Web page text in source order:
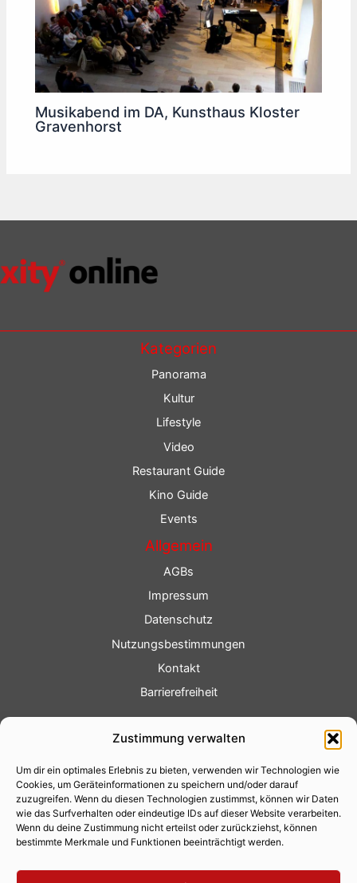
Zustimmung verwalten
Um dir ein optimales Erlebnis zu bieten, verwenden wir Technologien wie
Cookies, um Geräteinformationen zu speichern und/oder darauf
zuzugreifen. Wenn du diesen Technologien zustimmst, können wir Daten
wie das Surfverhalten oder eindeutige IDs auf dieser Website verarbeiten.
Wenn du deine Zustimmung nicht erteilst oder zurückziehst, können
bestimmte Merkmale und Funktionen beeinträchtigt werden.
Musikabend im DA, Kunsthaus Kloster
Gravenhorst
Kategorien
Panorama
Kultur
Lifestyle
Video
Restaurant Guide
Kino Guide
Events
Allgemein
AGBs
Impressum
Datenschutz
Nutzungsbestimmungen
Kontakt
Barrierefreiheit
Fotoservice
Videoservice
Werbung
Contenterstellung
Lokalnachrichten
Lokalfernsehen